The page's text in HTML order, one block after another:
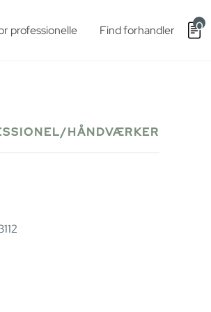
professionelle Find forhandler 0
HÅNDVÆRKER